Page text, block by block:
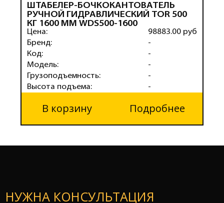
ШТАБЕЛЕР-БОЧКОКАНТОВАТЕЛЬ
РУЧНОЙ ГИДРАВЛИЧЕСКИЙ TOR 500
КГ 1600 ММ WDS500-1600
Цена:
Бренд:
Код:
Модель:
Грузоподъемность:
Высота подъема:
98883.00 руб
-
-
-
-
-
В корзину Подробнее
НУЖНА КОНСУЛЬТАЦИЯ